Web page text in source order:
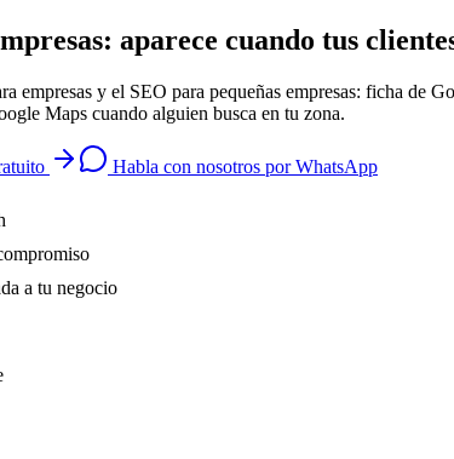
aparece cuando tus
empresas y el SEO para pequeñas empresas: ficha de
Maps cuando alguien busca en tu zona.
Habla con nosotros por WhatsApp
a tu negocio